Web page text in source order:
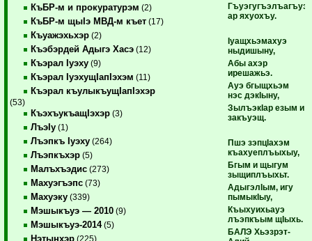
КъБР-м и прокуратурэм (2)
КъБР-м щыIэ МВД-м къет (17)
Къуажэхьхэр (2)
Къэбэрдей Адыгэ Хасэ (12)
Къэрал Iуэху (9)
Къэрал IуэхущIапIэхэм (11)
Къэрал къулыкъущIапIэхэр
(53)
КъэхъукъащIэхэр (3)
ЛъэIу (1)
Лъэпкъ Iуэху (264)
Лъэпкъхэр (5)
Малъхъэдис (273)
Махуэгъэпс (73)
Махуэку (339)
Мэшыкъуэ — 2010 (9)
Мэшыкъуэ-2014(5)
Нэтынхэр (225)
Гъуэгугъэлъагъуэ
ар яхуохъу.
Iуащхьэмахуэ
ныдишыну,
Абы ахэр
ирешажьэ.
Ауэ бгыщхьэм
нэс дэкIыну,
ЗылъэкIар езым и
закъуэщ.
Пшэ зэпцIахэм
къахуеплъыхыу,
Бгым и щыгум
зыщиплъыхьт.
АдыгэлIым, игу
пымыкIыу,
Къыхуихьауэ
лъэпкъым щIыхь.
БАЛЭ Хьэзрэт-